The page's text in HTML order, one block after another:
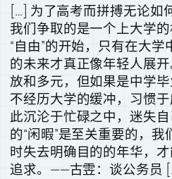
[…] 为了高考而拼搏无论如
我们争取的是一个上大学
“自由”的开始，只有在大
的未来才真正像年轻人展
放和多元，但如果是中学
不经历大学的缓冲，习惯
此沉沦于忙碌之中，迷失
的“闲暇”是至关重要的，我
时失去明确目的的年华，
追求。——古雴：谈公务员